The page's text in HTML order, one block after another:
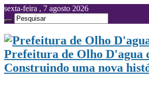
sexta-feira , 7 agosto 2026
Prefeitura de Olho D'agua
Construindo uma nova